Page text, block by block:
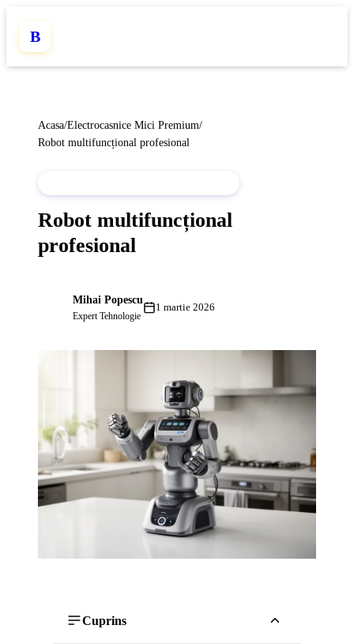
B
Acasa/Electrocasnice Mici Premium/
Robot multifuncțional profesional
Robot multifuncțional
profesional
Mihai Popescu
Expert Tehnologie
1 martie 2026
Cuprins